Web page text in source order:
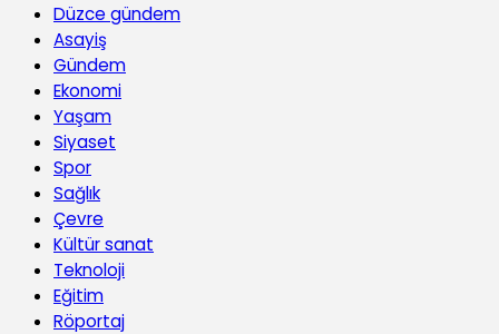
Düzce gündem
Asayiş
Gündem
Ekonomi
Yaşam
Siyaset
Spor
Sağlık
Çevre
Kültür sanat
Teknoloji
Eğitim
Röportaj